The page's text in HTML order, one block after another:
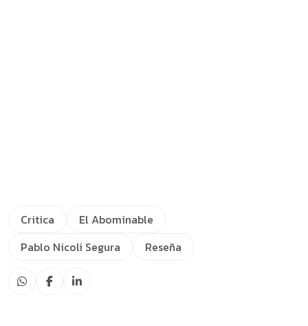
Critica
El Abominable
Pablo Nicoli Segura
Reseña